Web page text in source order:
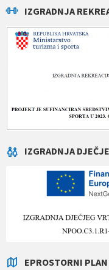
IZGRADNJA
IZGRADNJA
EPROSTORNI